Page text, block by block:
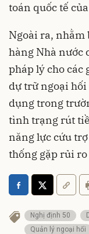
toán quốc tế
Ngoài ra, nhằm
hàng Nhà nước
pháp lý cho các
dự trữ ngoại
dụng trong
tình trạng rút
năng lực cứu
thống gặp rủi ro
Nghị định 50
Quản lý ngoại hối